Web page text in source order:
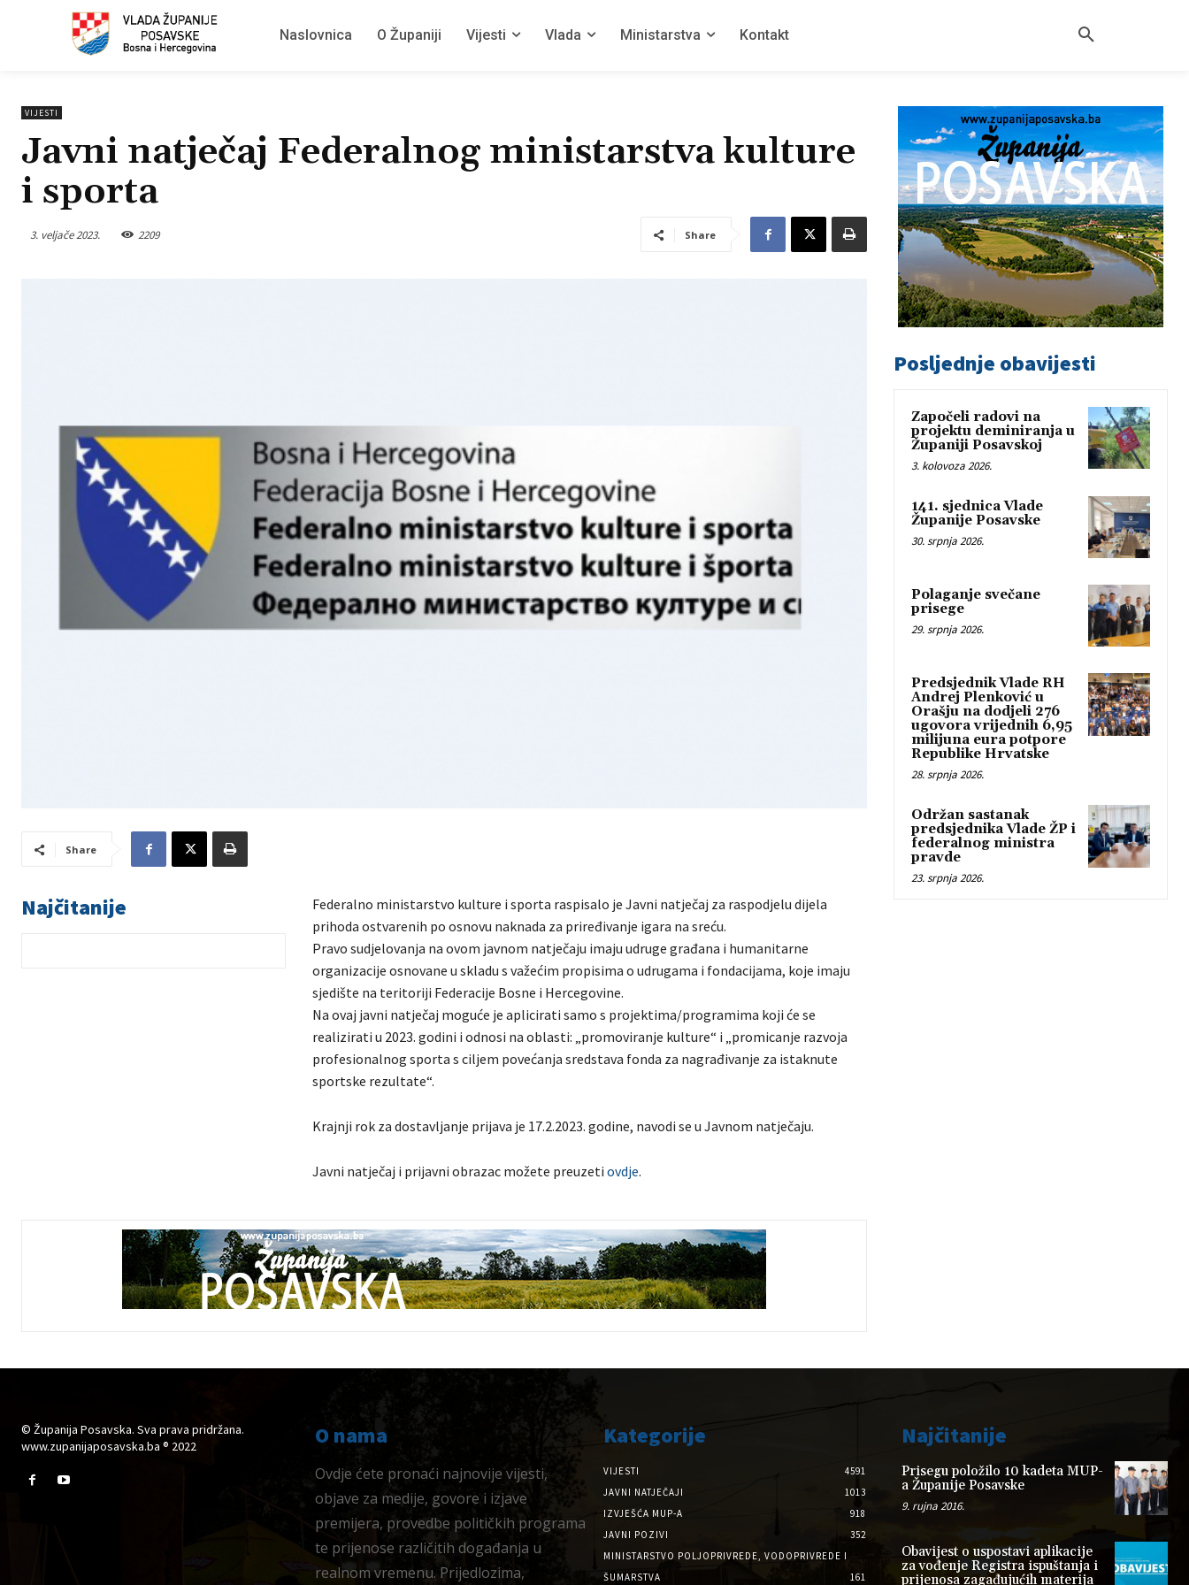
Naslovnica O Županiji Vijesti Vlada Ministarstva Kontakt
VIJESTI
Javni natječaj Federalnog ministarstva kulture
i sporta
3. veljače 2023. 2209 Share
Share
Najčitanije
Federalno ministarstvo kulture i sporta raspisalo je Javni natječaj za raspodjelu dijela
prihoda ostvarenih po osnovu naknada za priređivanje igara na sreću.
Pravo sudjelovanja na ovom javnom natječaju imaju udruge građana i humanitarne
organizacije osnovane u skladu s važećim propisima o udrugama i fondacijama, koje imaju
sjedište na teritoriji Federacije Bosne i Hercegovine.
Na ovaj javni natječaj moguće je aplicirati samo s projektima/programima koji će se
realizirati u 2023. godini i odnosi na oblasti: „promoviranje kulture“ i „promicanje razvoja
profesionalnog sporta s ciljem povećanja sredstava fonda za nagrađivanje za istaknute
sportske rezultate“.
Krajnji rok za dostavljanje prijava je 17.2.2023. godine, navodi se u Javnom natječaju.
Javni natječaj i prijavni obrazac možete preuzeti ovdje.
Posljednje obavijesti
Započeli radovi na
projektu deminiranja u
Županiji Posavskoj
3. kolovoza 2026.
141. sjednica Vlade
Županije Posavske
30. srpnja 2026.
Polaganje svečane
prisege
29. srpnja 2026.
Predsjednik Vlade RH
Andrej Plenković u
Orašju na dodjeli 276
ugovora vrijednih 6,95
milijuna eura potpore
Republike Hrvatske
28. srpnja 2026.
Održan sastanak
predsjednika Vlade ŽP i
federalnog ministra
pravde
23. srpnja 2026.
© Županija Posavska. Sva prava pridržana.
www.zupanijaposavska.ba ® 2022
O nama
Ovdje ćete pronaći najnovije vijesti,
objave za medije, govore i izjave
premijera, provedbe političkih programa
te prijenose različitih događanja u
realnom vremenu. Prijedlozima,
Kategorije
VIJESTI
4591
JAVNI NATJEČAJI
1013
IZVJEŠĆA MUP-A
918
JAVNI POZIVI
352
MINISTARSTVO POLJOPRIVREDE, VODOPRIVREDE I
ŠUMARSTVA
161
Najčitanije
Prisegu položilo 10 kadeta MUP-
a Županije Posavske
9. rujna 2016.
Obavijest o uspostavi aplikacije
za vođenje Registra ispuštanja i
prijenosa zagađujućih materija